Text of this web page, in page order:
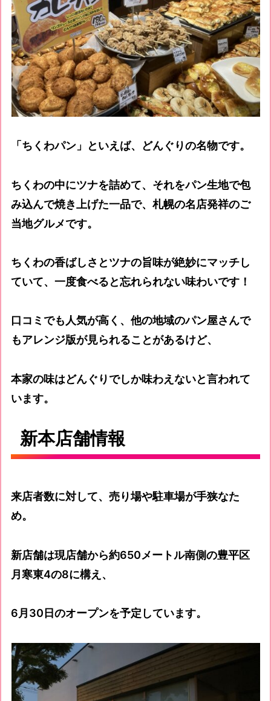
「ちくわパン」といえば、どんぐりの名物です。
ちくわの中にツナを詰めて、それをパン生地で包
み込んで焼き上げた一品で、札幌の名店発祥のご
当地グルメです。
ちくわの香ばしさとツナの旨味が絶妙にマッチし
ていて、一度食べると忘れられない味わいです！
口コミでも人気が高く、他の地域のパン屋さんで
もアレンジ版が見られることがあるけど、
本家の味はどんぐりでしか味わえないと言われて
います。
新本店舗情報
来店者数に対して、売り場や駐車場が手狭なた
め。
新店舗は現店舗から約650メートル南側の豊平区
月寒東4の8に構え、
6月30日のオープンを予定しています。